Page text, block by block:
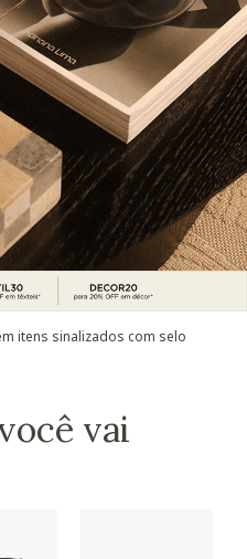
itens sinalizados com selo
vai